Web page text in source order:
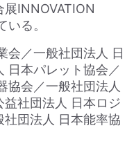
INNOVATION
る。
会／一般社団法人 日
日本パレット協会／
協会／一般社団法人
社団法人 日本ロジ
社団法人 日本能率協